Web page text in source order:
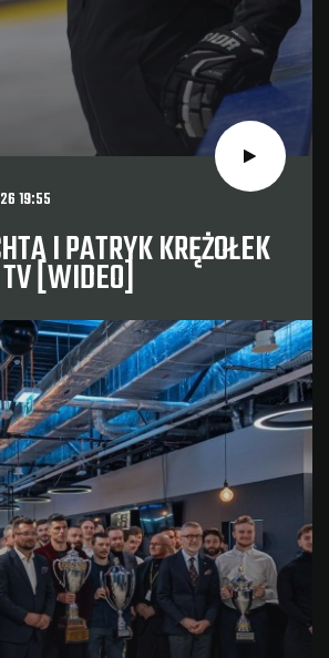
19:55
I PATRYK KRĘŻOŁEK
[WIDEO]